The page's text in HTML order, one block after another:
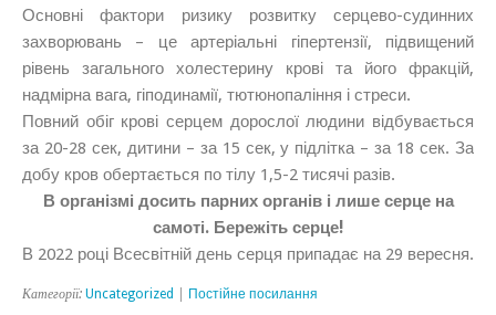
Основні фактори ризику розвитку серцево-судинних
захворювань – це артеріальні гіпертензії, підвищений
рівень загального холестерину крові та його фракцій,
надмірна вага, гіподинамії, тютюнопаління і стреси.
Повний обіг крові серцем дорослої людини відбувається
за 20-28 сек, дитини – за 15 сек, у підлітка – за 18 сек. За
добу кров обертається по тілу 1,5-2 тисячі разів.
В організмі досить парних органів і лише серце на
самоті. Бережіть серце!
В 2022 році Всесвітній день серця припадає на 29 вересня.
Категорії: Uncategorized Постійне посилання